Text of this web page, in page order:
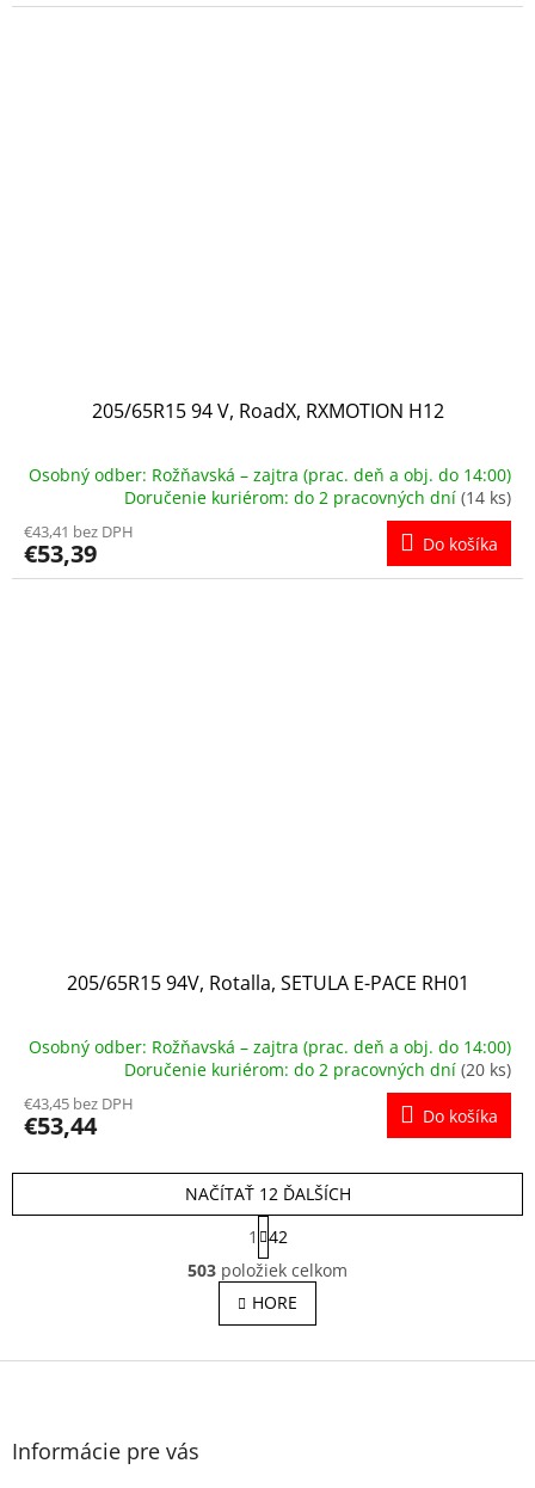
205/65R15 94 V, RoadX, RXMOTION H12
Osobný odber: Rožňavská – zajtra (prac. deň a obj. do 14:00)
Doručenie kuriérom: do 2 pracovných dní (14 ks)
€43,41 bez DPH
€53,39 Do košíka
205/65R15 94V, Rotalla, SETULA E-PACE RH01
Osobný odber: Rožňavská – zajtra (prac. deň a obj. do 14:00)
Doručenie kuriérom: do 2 pracovných dní (20 ks)
€43,45 bez DPH
€53,44 Do košíka
O
v
l
á
a
NAČÍTAŤ 12 ĎALŠÍCH
S
t
r
á
n
k
v
1
42
503 položiek celkom
HORE
Z
Informácie pre vás